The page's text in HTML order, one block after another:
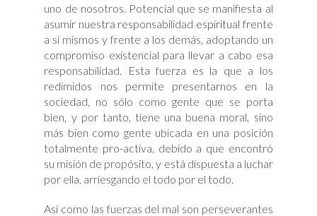
uno de nosotros. Potencial que se manifiesta al
asumir nuestra responsabilidad espiritual frente
a sí mismos y frente a los demás, adoptando un
compromiso existencial para llevar a cabo esa
responsabilidad. Esta fuerza es la que a los
redimidos nos permite presentarnos en la
sociedad, no sólo como gente que se porta
bien, y por tanto, tiene una buena moral, sino
más bien como gente ubicada en una posición
totalmente pro-activa, debido a que encontró
su misión de propósito, y está dispuesta a luchar
por ella, arriesgando el todo por el todo.
Así como las fuerzas del mal son perseverantes